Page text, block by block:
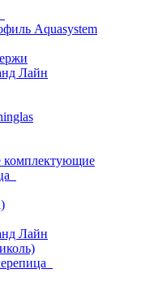
Aquasystem
Лайн
комплектующие
Лайн